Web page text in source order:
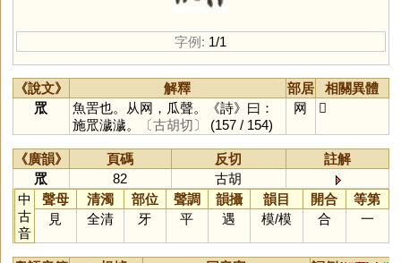
字例: 1/1
《說文》 解釋 部居
相關異體
罛
魚罟也。从网，瓜聲。《詩》曰：
施罛濊濊。
〔古胡切〕 (157 / 154)
网 𦊡
《廣韻》 頁碼 反切
註解
罛
82
古胡
中
古
音
聲母 清濁 部位 聲調 韻攝 韻目 開合
等第
見
全清 牙 平 遇 模/模 合 一